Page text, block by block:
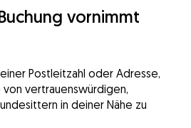
vornimmt
Postleitzahl oder Adresse,
von vertrauenswürdigen,
in deiner Nähe zu